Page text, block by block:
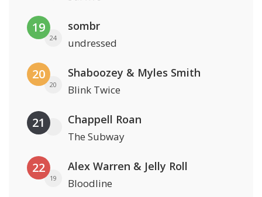
19
24
sombr
undressed
20
20
Shaboozey & Myles Smith
Blink Twice
21 Chappell Roan
The Subway
22
19
Alex Warren & Jelly Roll
Bloodline